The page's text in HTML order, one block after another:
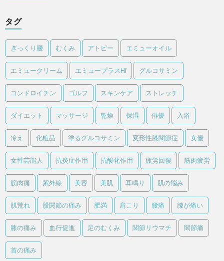
タグ
ぎっくり腰 むくみ アトピー エミューオイル
エミュークリーム エミュープラスHi グルコサミン
コンドロイチン ゴルフ スキンケア ストレッチ
ダイエット マッサージ 乾燥 保湿 俳優 入浴
冷え 化粧品 塗るグルコサミン 変形性膝関節症 女優
女性芸能人 抗炎症作用 抗酸化作用 疲労回復 筋肉疲労
筋肉痛 紫外線 美容 美肌 耳鳴り 肌の悩み
肌荒れ 股関節の痛み 肥満 肩こり 腰痛 膝が痛い
膝の痛み 血行促進 足のむくみ 関節リウマチ 関節痛
首の痛み